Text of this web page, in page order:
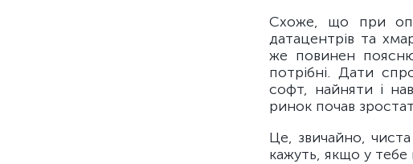
Схоже, що при
датацентрів та
же повинен
потрібні. Дати
софт, найняти і
ринок почав
Це, звичайно,
кажуть, якщо у